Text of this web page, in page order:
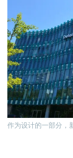
作为设计的一部分，